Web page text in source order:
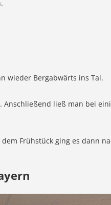
wieder Bergabwärts ins Tal.
Anschließend ließ man bei
Frühstück ging es dann